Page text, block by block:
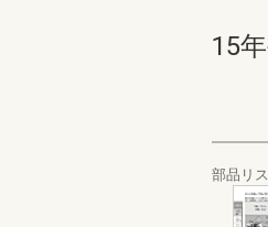
15
部品リ